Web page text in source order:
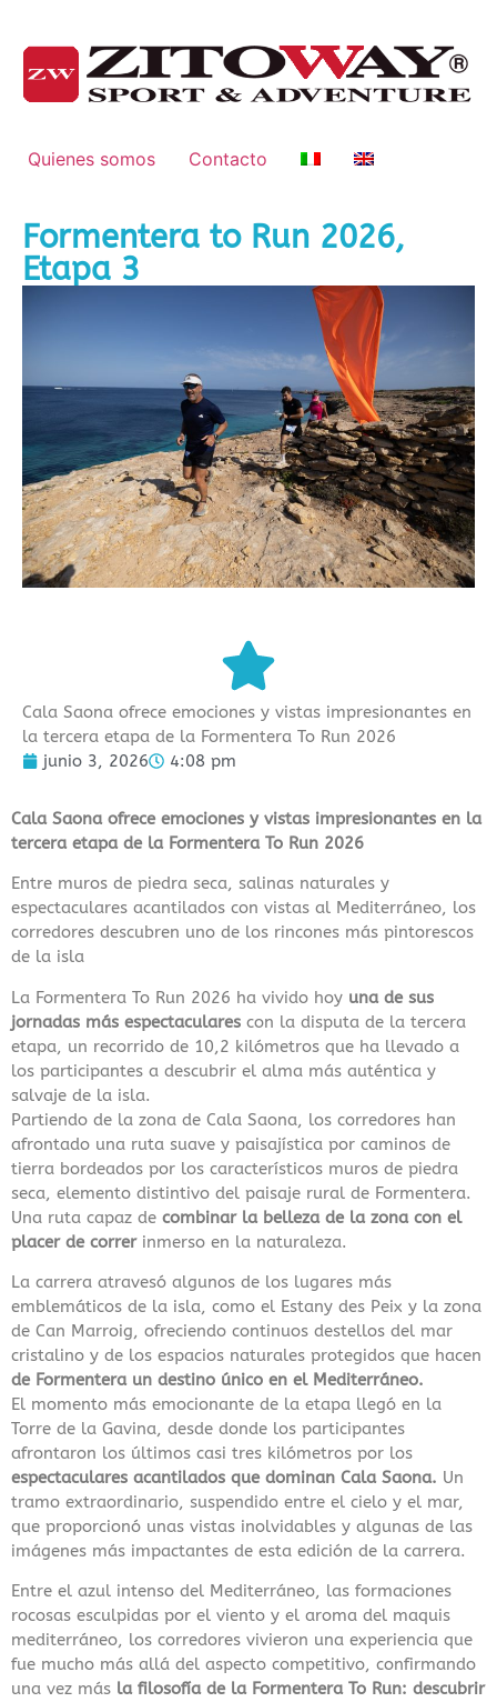
Quienes somos Contacto
Formentera to Run 2026,
Etapa 3
Cala Saona ofrece emociones y vistas impresionantes en
la tercera etapa de la Formentera To Run 2026
junio 3, 2026
4:08 pm
Cala Saona ofrece emociones y vistas impresionantes en la
tercera etapa de la Formentera To Run 2026
Entre muros de piedra seca, salinas naturales y
espectaculares acantilados con vistas al Mediterráneo, los
corredores descubren uno de los rincones más pintorescos
de la isla
La Formentera To Run 2026 ha vivido hoy una de sus
jornadas más espectaculares con la disputa de la tercera
etapa, un recorrido de 10,2 kilómetros que ha llevado a
los participantes a descubrir el alma más auténtica y
salvaje de la isla.
Partiendo de la zona de Cala Saona, los corredores han
afrontado una ruta suave y paisajística por caminos de
tierra bordeados por los característicos muros de piedra
seca, elemento distintivo del paisaje rural de Formentera.
Una ruta capaz de combinar la belleza de la zona con el
placer de correrinmerso en la naturaleza.
La carrera atravesó algunos de los lugares más
emblemáticos de la isla, como el Estany des Peix y la zona
de Can Marroig, ofreciendo continuos destellos del mar
cristalino y de los espacios naturales protegidos que hacen
de Formentera un destino único en el Mediterráneo.
El momento más emocionante de la etapa llegó en la
Torre de la Gavina, desde donde los participantes
afrontaron los últimos casi tres kilómetros por los
espectaculares acantilados que dominan Cala Saona. Un
tramo extraordinario, suspendido entre el cielo y el mar,
que proporcionó unas vistas inolvidables y algunas de las
imágenes más impactantes de esta edición de la carrera.
Entre el azul intenso del Mediterráneo, las formaciones
rocosas esculpidas por el viento y el aroma del maquis
mediterráneo, los corredores vivieron una experiencia que
fue mucho más allá del aspecto competitivo, confirmando
una vez más la filosofía de la Formentera To Run: descubrir